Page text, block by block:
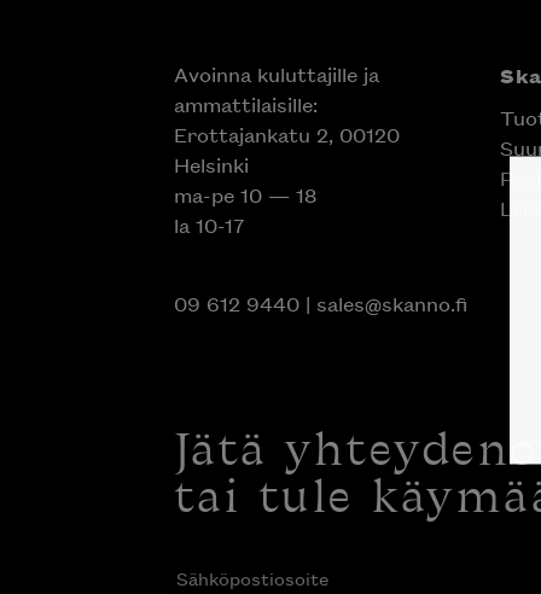
Avoinna kuluttajille ja
ammattilaisille:
Erottajankatu 2, 00120
Helsinki
ma-pe 10 — 18
la 10-17
09 612 9440| sales@skanno.fi
Jätä
tai tule
Sähköpostiosoite(Pakollinen)